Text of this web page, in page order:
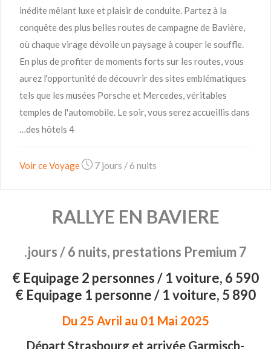
inédite mêlant luxe et plaisir de conduite. Partez à la
conquête des plus belles routes de campagne de Bavière,
où chaque virage dévoile un paysage à couper le souffle.
En plus de profiter de moments forts sur les routes, vous
aurez l'opportunité de découvrir des sites emblématiques
tels que les musées Porsche et Mercedes, véritables
temples de l'automobile. Le soir, vous serez accueillis dans
des hôtels 4…
7 jours / 6 nuits
Voir ce Voyage
RALLYE EN BAVIERE
7 jours / 6 nuits, prestations Premium.
Equipage 2 personnes / 1 voiture, 6 590 €
Equipage 1 personne / 1 voiture, 5 890 €
Du 25 Avril au 01 Mai 2025
Départ Strasbourg et arrivée Garmisch-